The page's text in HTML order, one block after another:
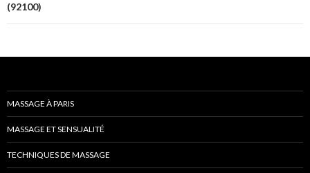
(92100)
MASSAGE À PARIS
MASSAGE ET SENSUALITÉ
TECHNIQUES DE MASSAGE